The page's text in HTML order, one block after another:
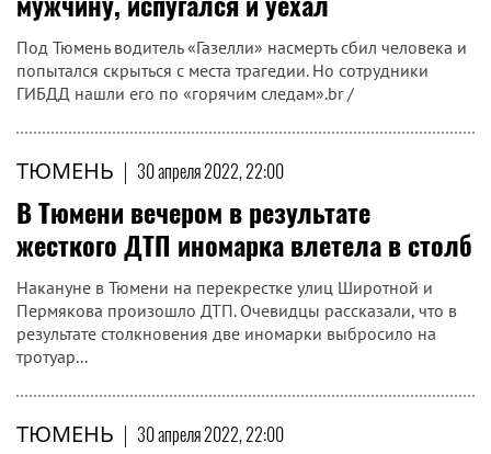
Под Тюмень водитель «Газелли» насмерть сбил человека и
попытался скрыться с места трагедии. Но сотрудники
ГИБДД нашли его по «горячим следам».br /
ТЮМЕНЬ | 30 апреля 2022, 22:00
В Тюмени вечером в результате
жесткого ДТП иномарка влетела в столб
Накануне в Тюмени на перекрестке улиц Широтной и
Пермякова произошло ДТП. Очевидцы рассказали, что в
результате столкновения две иномарки выбросило на
тротуар...
ТЮМЕНЬ | 30 апреля 2022, 22:00